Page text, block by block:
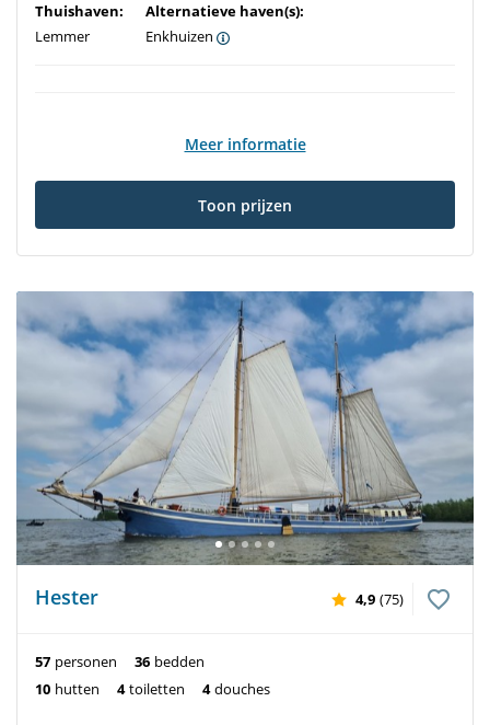
Thuishaven:
Lemmer
Alternatieve haven(s):
Enkhuizen
Meer informatie
Toon prijzen
Hester 4,9 (75)
57 personen 36 bedden
10 hutten 4 toiletten 4 douches